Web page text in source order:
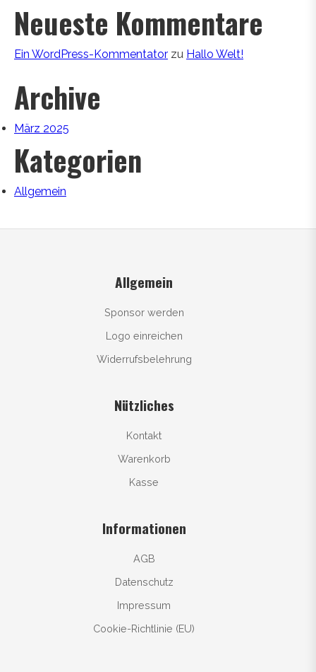
Neueste Kommentare
Ein WordPress-Kommentator zu Hallo Welt!
Archive
März 2025
Kategorien
Allgemein
Allgemein
Sponsor werden
Logo einreichen
Widerrufsbelehrung
Nützliches
Kontakt
Warenkorb
Kasse
Informationen
AGB
Datenschutz
Impressum
Cookie-Richtlinie (EU)